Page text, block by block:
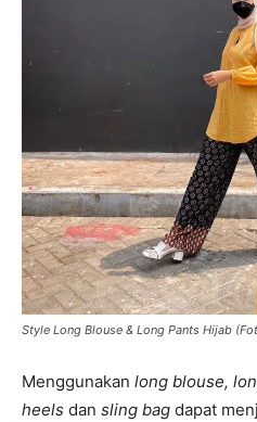
Style Long Blouse & Long Pants Hijab
Menggunakan long blouse,
heels dan sling bag dapat